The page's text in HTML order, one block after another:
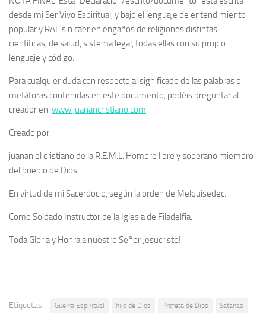
desde mi Ser Vivo Espiritual, y bajo el lenguaje de entendimiento
popular y RAE sin caer en engaños de religiones distintas,
científicas, de salud, sistema legal, todas ellas con su propio
lenguaje y código.
Para cualquier duda con respecto al significado de las palabras o
metáforas contenidas en este documento, podéis preguntar al
creador en: www.juanancristiano.com.
Creado por:
juanan el cristiano de la R.E.M.L. Hombre libre y soberano miembro
del pueblo de Dios.
En virtud de mi Sacerdocio, según la orden de Melquisedec.
Como Soldado Instructor de la Iglesia de Filadelfia.
Toda Gloria y Honra a nuestro Señor Jesucristo!
Etiquetas: Guerra Espiritual hijo de Dios Profeta de Dios Satanas